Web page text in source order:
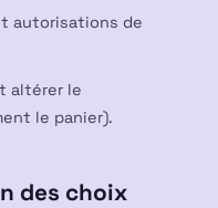
autorisations de
altérer le
le panier).
des choix